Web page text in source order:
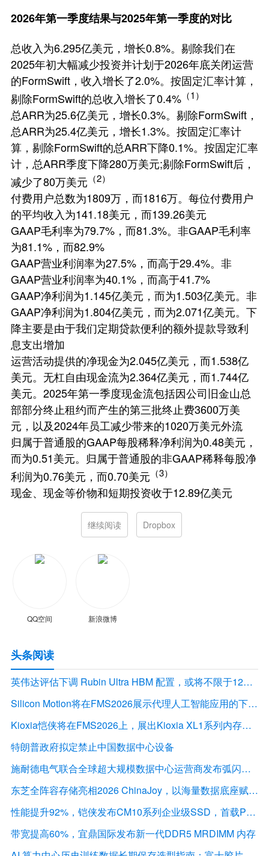
2026年第一季度结果与2025年第一季度的对比
总收入为6.295亿美元，增长0.8%。剔除我们在
2025年初大幅减少投资并计划于2026年底关闭运营
的FormSwift，收入增长了2.0%。按固定汇率计算，
剔除FormSwift的总收入增长了0.4% （1）
总ARR为25.6亿美元，增长0.3%。剔除FormSwift，
总ARR为25.4亿美元，增长1.3%。按固定汇率计
算，剔除FormSwift的总ARR下降0.1%。按固定汇率
计，总ARR季度下降280万美元;剔除FormSwift后，
减少了80万美元 （2）
付费用户总数为1809万，而1816万。每位付费用户
的平均收入为141.18美元，而139.26美元
GAAP毛利率为79.7%，而81.3%。非GAAP毛利率
为81.1%，而82.9%
GAAP营业利润率为27.5%，而高于29.4%。非
GAAP营业利润率为40.1%，而高于41.7%
GAAP净利润为1.145亿美元，而为1.503亿美元。非
GAAP净利润为1.804亿美元，而为2.071亿美元。下
降主要是由于我们定期贷款便利的额外提款导致利
息支出增加
运营活动提供的净现金为2.045亿美元，而1.538亿
美元。无杠自由现金流为2.364亿美元，而1.744亿
美元。2025年第一季度现金流包括因公司旧金山总
部部分终止租约而产生的第三批终止费3600万美
元，以及2024年员工减少带来的1020万美元外流
归属于普通股的GAAP每股稀释净利润为0.48美元，
而为0.51美元。归属于普通股的非GAAP稀释每股净
利润为0.76美元，而0.70美元 （3）
现金、现金等价物和短期投资收于12.89亿美元
继续阅读 Dropbox
QQ空间 新浪微博
头条阅读
英伟达评估下调 Rubin Ultra HBM 配置，或将不限于12Hi HBM4E
Silicon Motion将在FMS2026展示代理人工智能应用的下一代存储解决方案
Kioxia恺侠将在FMS2026上，展出Kioxia XL1系列内存扩展模块
特朗普政府拟定禁止中国数据中心设备
施耐德电气联合全球超大规模数据中心运营商发布弧闪风险评估报告
东芝全阵容存储亮相2026 ChinaJoy，以海量数据底座赋能“与AI同游”新体验
性能提升92%，铠侠发布CM10系列企业级SSD，首载PCIe 6.0接口
带宽提高60%，宜鼎国际发布新一代DDR5 MRDIMM 内存